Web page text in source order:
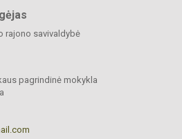
rajono savivaldybė
pagrindinė mokykla